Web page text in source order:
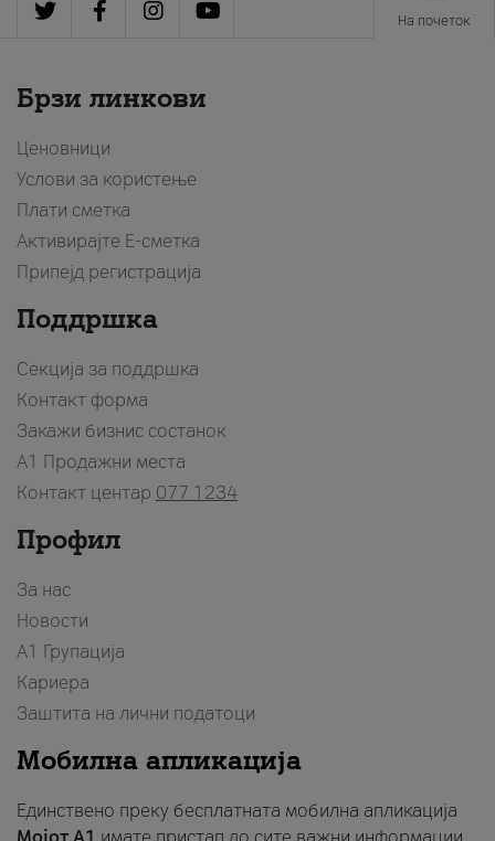
На почеток
Брзи линкови
Ценовници
Услови за користење
Плати сметка
Активирајте Е-сметка
Припејд регистрација
Поддршка
Секција за поддршка
Контакт форма
Закажи бизнис состанок
A1 Продажни места
Контакт центар 077 1234
Профил
За нас
Новости
А1 Групација
Кариера
Заштита на лични податоци
Мобилна апликација
Единствено преку бесплатната мобилна апликација